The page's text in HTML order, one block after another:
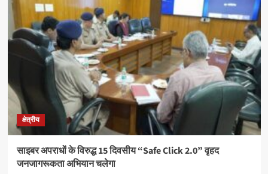
क्षेत्रीय
साइबर अपराधों के विरुद्ध 15 दिवसीय “Safe Click 2.0” वृहद
जनजागरूकता अभियान चलेगा